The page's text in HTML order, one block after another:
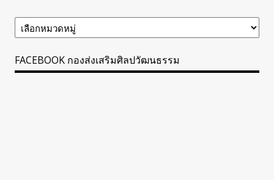
ข้อมูล
ข่าวสาร
FACEBOOK กองส่งเสริมศิลปวัฒนธรรม